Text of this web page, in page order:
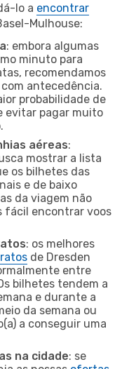
lo a encontrar
Mulhouse:
: embora algumas
minuto para
recomendamos
antecedência.
probabilidade de
evitar pagar muito
aéreas:
mostrar a lista
os bilhetes das
e de baixo
da viagem não
fácil encontrar voos
: os melhores
de Dresden
entre
bilhetes tendem a
e durante a
da semana ou
a conseguir uma
na cidade: se